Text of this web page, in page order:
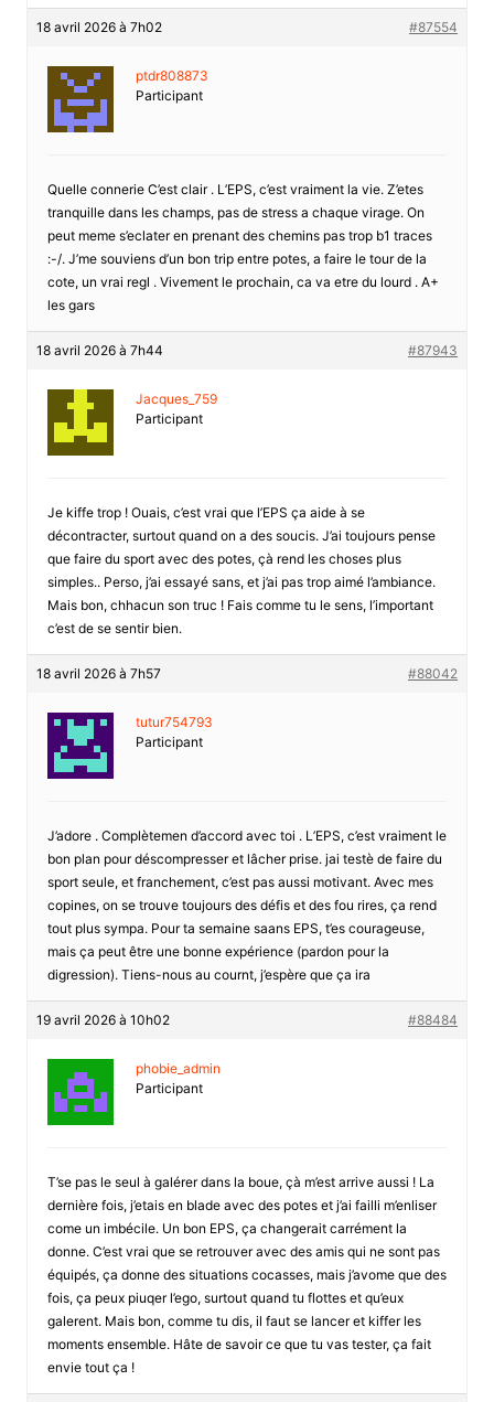
18 avril 2026 à 7h02 #87554
ptdr808873
Participant
Quelle connerie C’est clair . L’EPS, c’est vraiment la vie. Z’etes
tranquille dans les champs, pas de stress a chaque virage. On
peut meme s’eclater en prenant des chemins pas trop b1 traces
:-/. J’me souviens d’un bon trip entre potes, a faire le tour de la
cote, un vrai regl . Vivement le prochain, ca va etre du lourd . A+
les gars
18 avril 2026 à 7h44 #87943
Jacques_759
Participant
Je kiffe trop ! Ouais, c’est vrai que l’EPS ça aide à se
décontracter, surtout quand on a des soucis. J’ai toujours pense
que faire du sport avec des potes, çà rend les choses plus
simples.. Perso, j’ai essayé sans, et j’ai pas trop aimé l’ambiance.
Mais bon, chhacun son truc ! Fais comme tu le sens, l’important
c’est de se sentir bien.
18 avril 2026 à 7h57 #88042
tutur754793
Participant
J’adore . Complètemen d’accord avec toi . L’EPS, c’est vraiment le
bon plan pour déscompresser et lâcher prise. jai testè de faire du
sport seule, et franchement, c’est pas aussi motivant. Avec mes
copines, on se trouve toujours des défis et des fou rires, ça rend
tout plus sympa. Pour ta semaine saans EPS, t’es courageuse,
mais ça peut être une bonne expérience (pardon pour la
digression). Tiens-nous au cournt, j’espère que ça ira
19 avril 2026 à 10h02 #88484
phobie_admin
Participant
T’se pas le seul à galérer dans la boue, çà m’est arrive aussi ! La
dernière fois, j’etais en blade avec des potes et j’ai failli m’enliser
come un imbécile. Un bon EPS, ça changerait carrément la
donne. C’est vrai que se retrouver avec des amis qui ne sont pas
équipés, ça donne des situations cocasses, mais j’avome que des
fois, ça peux piuqer l’ego, surtout quand tu flottes et qu’eux
galerent. Mais bon, comme tu dis, il faut se lancer et kiffer les
moments ensemble. Hâte de savoir ce que tu vas tester, ça fait
envie tout ça !